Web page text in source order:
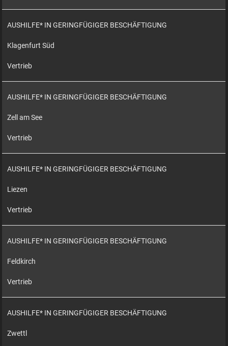
AUSHILFE* IN GERINGFÜGIGER BESCHÄFTIGUNG
Klagenfurt Süd
Vertrieb
AUSHILFE* IN GERINGFÜGIGER BESCHÄFTIGUNG
Zell am See
Vertrieb
AUSHILFE* IN GERINGFÜGIGER BESCHÄFTIGUNG
Liezen
Vertrieb
AUSHILFE* IN GERINGFÜGIGER BESCHÄFTIGUNG
Feldkirch
Vertrieb
AUSHILFE* IN GERINGFÜGIGER BESCHÄFTIGUNG
Zwettl